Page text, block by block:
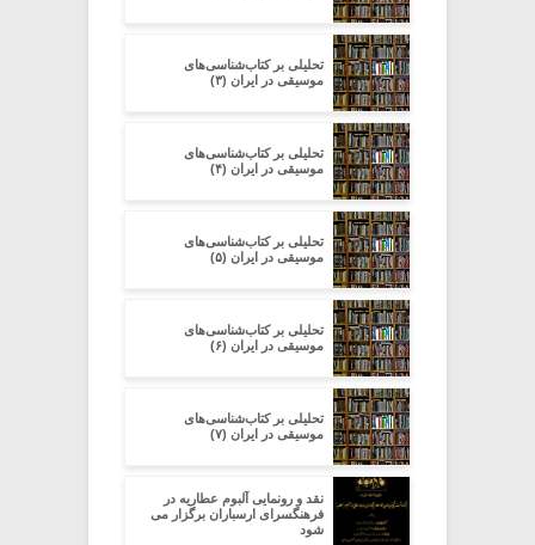
تحلیلی بر کتاب‌شناسی‌های
موسیقی در ایران (۳)
تحلیلی بر کتاب‌شناسی‌های
موسیقی در ایران (۴)
تحلیلی بر کتاب‌شناسی‌های
موسیقی در ایران (۵)
تحلیلی بر کتاب‌شناسی‌های
موسیقی در ایران (۶)
تحلیلی بر کتاب‌شناسی‌های
موسیقی در ایران (۷)
نقد و رونمایی آلبوم عطاریه در
فرهنگسرای ارسباران برگزار می
شود